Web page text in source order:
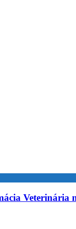
Veterinária